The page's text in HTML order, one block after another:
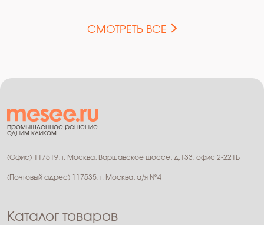
СМОТРЕТЬ ВСЕ
промышленное решение
одним кликом
(Офис) 117519, г. Москва, Варшавское шоссе, д.133, офис 2-221Б
(Почтовый адрес) 117535, г. Москва, а/я №4
Каталог товаров